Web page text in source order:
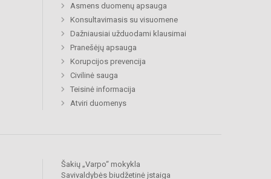
Asmens duomenų apsauga
Konsultavimasis su visuomene
Dažniausiai užduodami klausimai
Pranešėjų apsauga
Korupcijos prevencija
Civilinė sauga
Teisinė informacija
Atviri duomenys
Šakių „Varpo“ mokykla
Savivaldybės biudžetinė įstaiga